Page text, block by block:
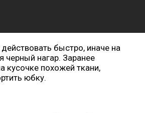
быстро, иначе на
черный нагар. Заранее
кусочке похожей ткани,
юбку.